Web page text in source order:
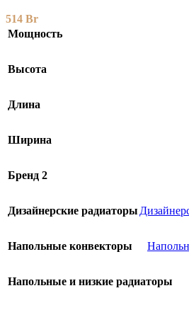
514 Br
Мощность
Высота
Длина
Ширина
Бренд 2
Дизайнерские радиаторы
Напольные конвекторы
Напольные и низкие радиаторы